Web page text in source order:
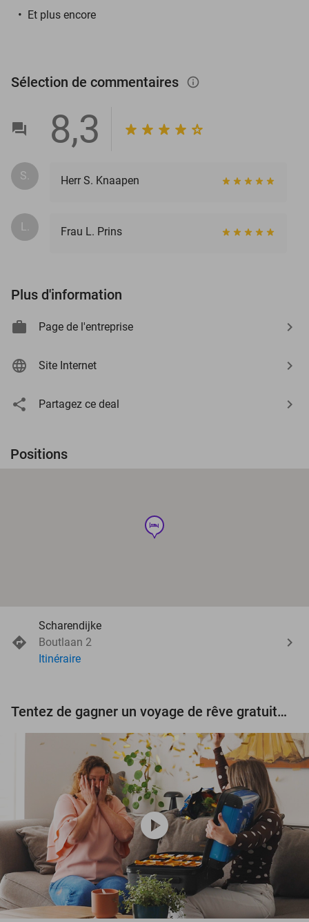
Et plus encore
Sélection de commentaires info_outlined
8,3
S. Herr S. Knaapen
L. Frau L. Prins
Plus d'information
Page de l'entreprise
Site Internet
Partagez ce deal
Positions
hotel
Scharendijke
Boutlaan 2
Itinéraire
Tentez de gagner un voyage de rêve gratuit d'une valeur de 3.000 € !
play_circle